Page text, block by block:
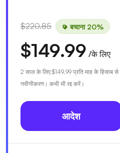
$220.85 बचाना 20%
$149.99 /के लिए
2 साल के लिए $149.99 प्रति माह के हिसाब से
नवीनीकरण। कभी भी रद्द करें।
आदेश